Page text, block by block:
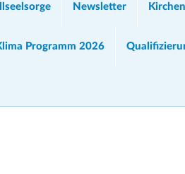
Newsletter
Programm 2026